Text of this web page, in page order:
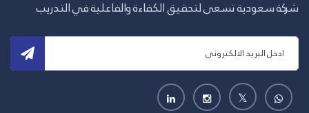
شركة سعودية تسعى لتحقيق الكفاءة والفاعلية في التدريب